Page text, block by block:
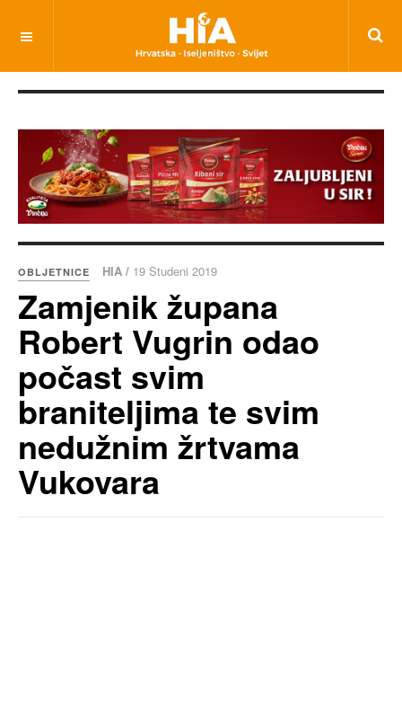
OBLJETNICE HIA / 19 Studeni 2019
Zamjenik župana
Robert Vugrin odao
počast svim
braniteljima te svim
nedužnim žrtvama
Vukovara